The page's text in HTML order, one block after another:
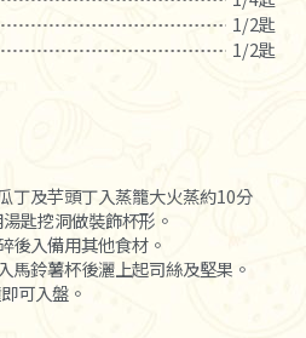
1/2匙
1/2匙
丁及芋頭丁入蒸籠大火蒸約10分
匙挖洞做裝飾杯形。
後入備用其他食材。
馬鈴薯杯後灑上起司絲及堅果。
可入盤。